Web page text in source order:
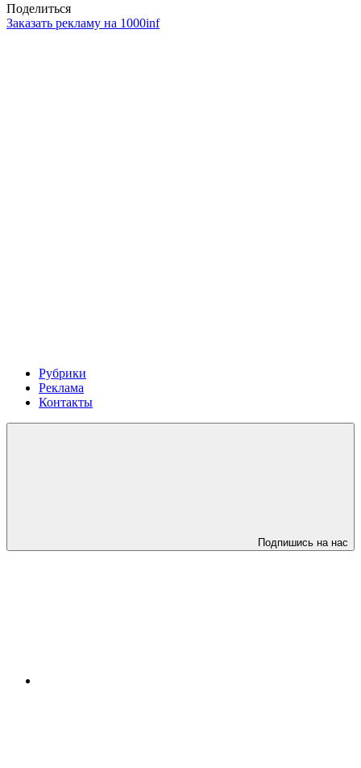
Поделиться
Заказать рекламу на 1000inf
Рубрики
Реклама
Контакты
Подпишись на нас